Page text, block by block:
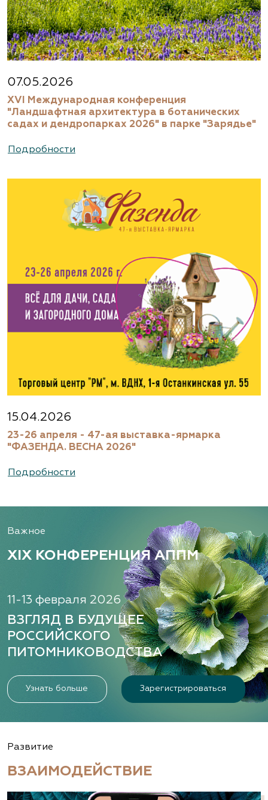
07.05.2026
XVI Международная конференция
"Ландшафтная архитектура в ботанических
садах и дендропарках 2026" в парке "Зарядье"
Подробности
15.04.2026
23-26 апреля - 47-ая выставка-ярмарка
"ФАЗЕНДА. ВЕСНА 2026"
Подробности
Важное
XIX КОНФЕРЕНЦИЯ АППМ
11-13 февраля 2026
ВЗГЛЯД В БУДУЩЕЕ
РОССИЙСКОГО
ПИТОМНИКОВОДСТВА
Узнать больше Зарегистрироваться
Развитие
ВЗАИМОДЕЙСТВИЕ